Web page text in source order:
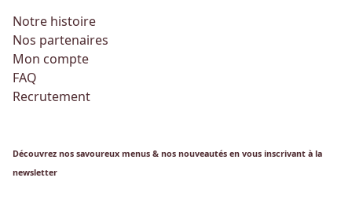
Notre histoire
Nos partenaires
Mon compte
FAQ
Recrutement
Découvrez nos savoureux menus & nos nouveautés en vous inscrivant à la
newsletter